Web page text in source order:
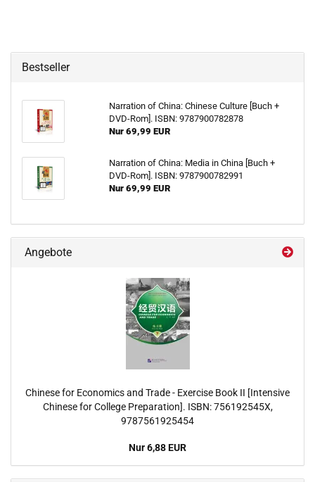
Bestseller
Narration of China: Chinese Culture [Buch +
DVD-Rom]. ISBN: 9787900782878
Nur 69,99 EUR
Narration of China: Media in China [Buch +
DVD-Rom]. ISBN: 9787900782991
Nur 69,99 EUR
Angebote
Chinese for Economics and Trade - Exercise Book II [Intensive
Chinese for College Preparation]. ISBN: 756192545X,
9787561925454
Nur 6,88 EUR